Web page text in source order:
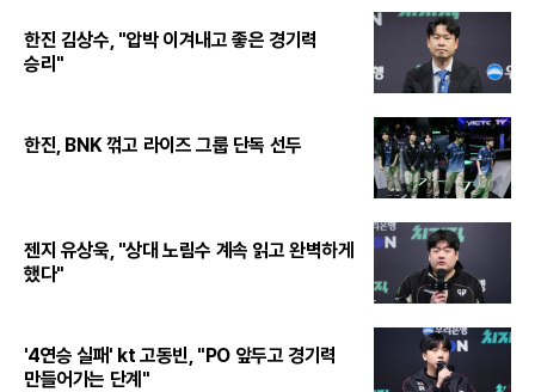
한진 김상수, "압박 이겨내고 좋은 경기력
승리"
한진, BNK 꺾고 라이즈 그룹 단독 선두
젠지 유상욱, "상대 노림수 계속 읽고 완벽하게
했다"
'4연승 실패' kt 고동빈, "PO 앞두고 경기력
만들어가는 단계"